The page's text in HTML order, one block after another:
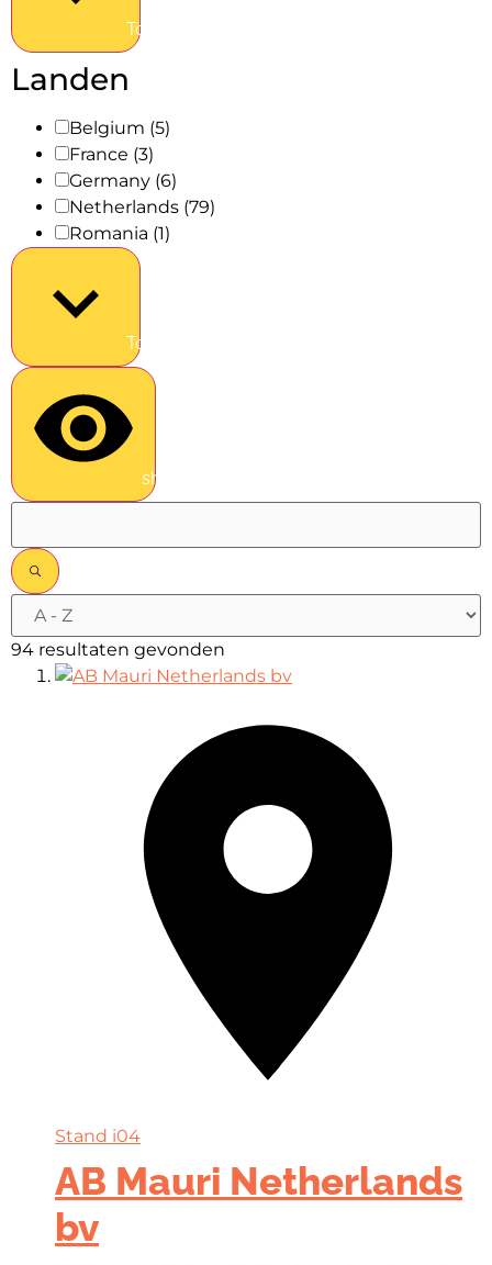
Toon meer
Landen
Belgium (5)
France (3)
Germany (6)
Netherlands (79)
Romania (1)
Toon meer
show results
94 resultaten gevonden
Stand i04
AB Mauri Netherlands
bv